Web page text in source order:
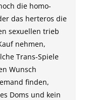
die homo-
das herteros die
sexuellen trieb
nehmen,
Trans-Spiele
Wunsch
finden,
Doms und kein